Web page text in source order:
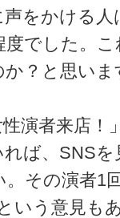
をかける
でした。
？と思いま
演者来店！
ば、SNS
その演者1
いう意見も